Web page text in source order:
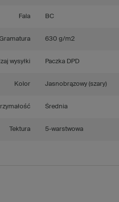
Fala BC
630 g/m2
wysyłki Paczka DPD
Kolor Jasnobrązowy (szary)
Średnia
Tektura 5-warstwowa